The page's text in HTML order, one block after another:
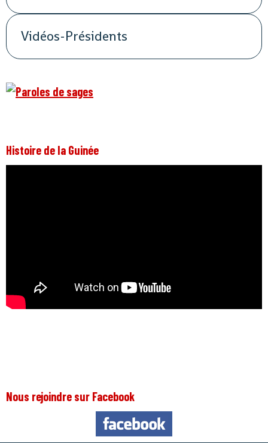
Vidéos-Présidents
Histoire de la Guinée
Nous rejoindre sur Facebook